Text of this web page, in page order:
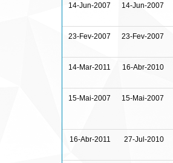
14-Jun-2007 14-Jun-2007
23-Fev-2007 23-Fev-2007
14-Mar-2011 16-Abr-2010
15-Mai-2007 15-Mai-2007
16-Abr-2011 27-Jul-2010